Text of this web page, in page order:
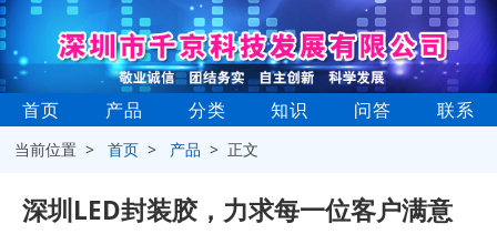
首页 产品 分类 知识 问答 联系
当前位置 >首页 > 产品 > 正文
深圳LED封装胶，力求每一位客户满意